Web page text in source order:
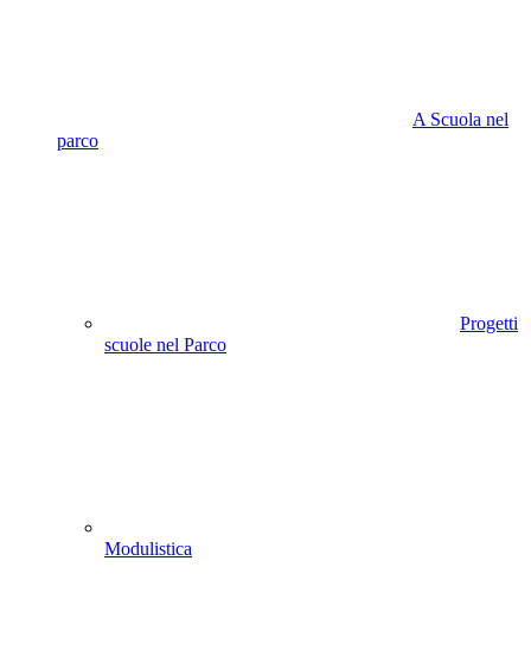
A Scuola nel
parco
Progetti
scuole nel Parco
Modulistica